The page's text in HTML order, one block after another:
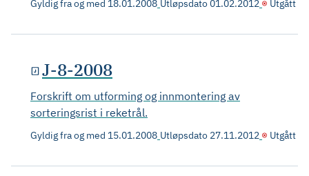
Gyldig fra og med 18.01.2008 Utløpsdato01.02.2012 Utgått
J-8-2008
Forskrift om utforming og innmontering av
sorteringsrist i reketrål.
Gyldig fra og med 15.01.2008 Utløpsdato 27.11.2012 Utgått